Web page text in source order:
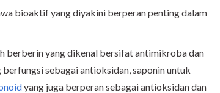
bioaktif yang diyakini berperan penting dalam
berberin yang dikenal bersifat antimikroba dan
sebagai antioksidan, saponin untuk
yang juga berperan sebagai antioksidan dan